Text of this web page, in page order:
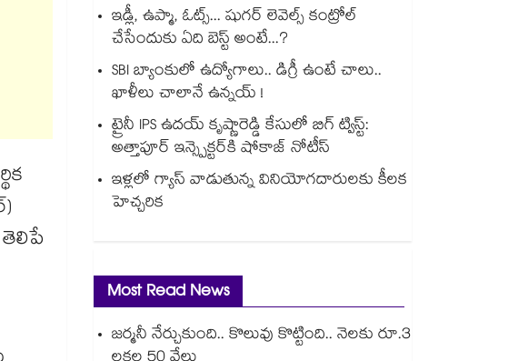
ఇడ్లీ, ఉప్మా, ఓట్స్... షుగర్ లెవెల్స్ కంట్రోల్
చేసేందుకు ఏది బెస్ట్ అంటే...?
SBI బ్యాంకులో ఉద్యోగాలు.. డిగ్రీ ఉంటే చాలు..
ఖాళీలు చాలానే ఉన్నయ్ !
ట్రైనీ IPS ఉదయ్ కృష్ణారెడ్డి కేసులో బిగ్ ట్విస్ట్:
అత్తాపూర్ ఇన్స్పెక్టర్‎కి షోకాజ్ నోటీస్
ఇళ్లలో గ్యాస్ వాడుతున్న వినియోగదారులకు కీలక
హెచ్చరిక
Most Read News
జర్మనీ నేర్చుకుంది.. కొలువు కొట్టింది.. నెలకు రూ.3